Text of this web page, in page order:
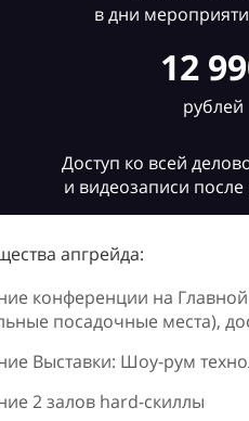
в дни
12
рублей
Доступ ко всей
и видеозаписи
апгрейда:
конференции на
посадочные места),
Выставки: Шоу-рум
2 залов hard-скиллы